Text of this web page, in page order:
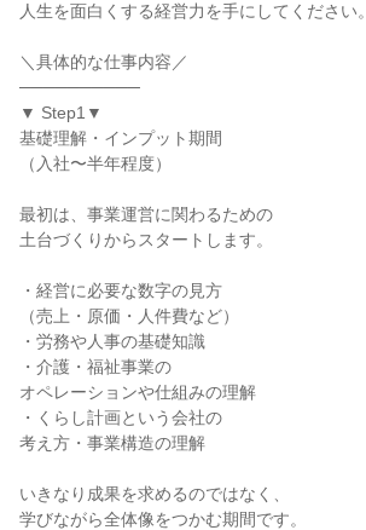
人生を面白くする経営力を手にしてください。
＼具体的な仕事内容／
──────────
▼ Step1▼
基礎理解・インプット期間
（入社〜半年程度）
最初は、事業運営に関わるための
土台づくりからスタートします。
・経営に必要な数字の見方
（売上・原価・人件費など）
・労務や人事の基礎知識
・介護・福祉事業の
オペレーションや仕組みの理解
・くらし計画という会社の
考え方・事業構造の理解
いきなり成果を求めるのではなく、
学びながら全体像をつかむ期間です。